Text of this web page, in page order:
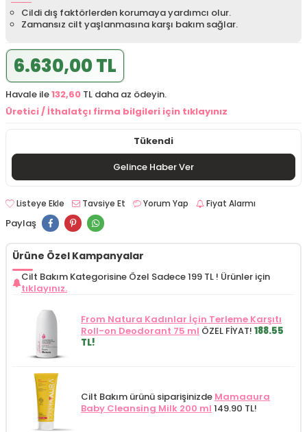
Cildi dış faktörlerden korumaya yardımcı olur.
Zamansız cilt yaşlanmasına karşı bakım sağlar.
6.630,00 TL
Havale ile132,60 TL daha az ödeyin.
Üretici / İthalatçı firma bilgileri için tıklayınız
Tükendi
Gelince Haber Ver
Listeye Ekle Tavsiye Et Yorum Yap Fiyat Alarmı
Paylaş
Ürüne Özel Kampanyalar
Cilt Bakım Kategorisine Özel Sadece 199 TL ! Ürünler için
tıklayınız.
From Natura Kadınlar İçin Terleme Karşıtı
Roll-on Deodorant 75 ml ÖZEL FİYAT! 188.55
TL!
Cilt Bakım ürünü siparişinizde Mamaaura
Baby Cleansing Milk 200 ml 149.90 TL!